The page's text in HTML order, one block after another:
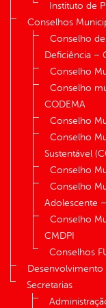
Instituto de
Conselhos
Conselho
Deficiência –
Conselho
Conselho
CODEMA
Conselho
Conselho
Sustentável
Conselho
Conselho
Adolescente
Conselho
CMDPI
Conselhos
Secretarias